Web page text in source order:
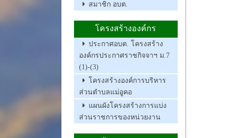
สมาชิก อบต.
โครงสร้างองค์กร
ประกาศอบต. โครงสร้าง
องค์กรประกาศราชกิจจาฯ ม.7
(1)-(3)
โครงสร้างองค์การบริหาร
ส่วนตำบลแม่อูคอ
แผนผังโครงสร้างการแบ่ง
ส่วนราชการของหน่วยงาน